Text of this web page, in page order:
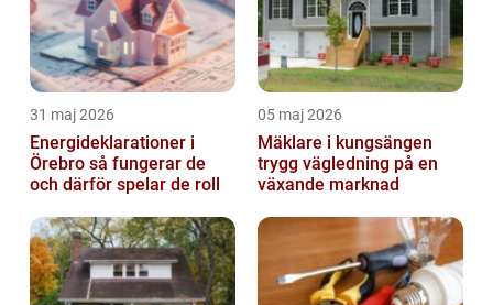
31 maj 2026
Energideklarationer i
Örebro så fungerar de
och därför spelar de roll
05 maj 2026
Mäklare i kungsängen
trygg vägledning på en
växande marknad